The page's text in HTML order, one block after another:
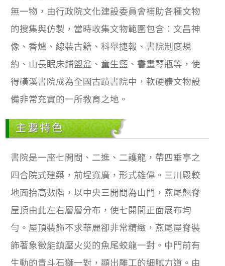
無一物，由行政院文化建設委員會補助各種文物
的搜集與仿製，當時收集文物範圍包含︰文昌神
像、香爐、線裝古籍、科舉捷報、書院制度規
約、山長眠床鋪盥盆、童生籃、書畫琴瓶等，使
得磺溪書院成為全國古蹟書院中，軟硬體文物設
備非常充實的一所教育之地。
主要特色
書院是一座七開間、二進、二護龍，帶四垂亭之
四合院式建築，前埕寬廣，形式雄偉。三川殿較
地面抬高數階，以中央三開間為山門，燕尾翹脊
屋頂由此左右層層分布，使七開間正面展布均
勻。屋頂裝飾不求華麗卻非常精緻，燕尾屋脊裝
飾著象徵能鎮壓火災的魚尾蛟龍一對。中門前有
生動的青斗石獅一對，顯出雕工的細膩力道。由